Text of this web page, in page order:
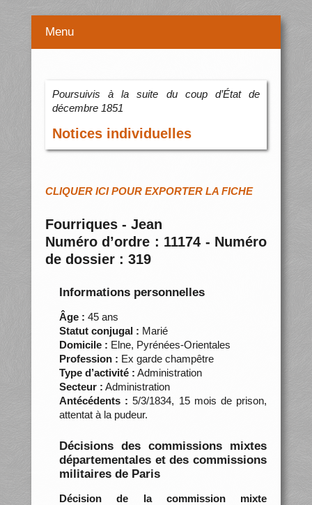
Menu
Poursuivis à la suite du coup d’État de
décembre 1851
Notices individuelles
CLIQUER ICI POUR EXPORTER LA FICHE
Fourriques - Jean
Numéro d’ordre : 11174 - Numéro
de dossier : 319
Informations personnelles
Âge : 45 ans
Statut conjugal : Marié
Domicile : Elne, Pyrénées-Orientales
Profession : Ex garde champêtre
Type d’activité : Administration
Secteur : Administration
Antécédents : 5/3/1834, 15 mois de prison,
attentat à la pudeur.
Décisions des commissions mixtes
départementales et des commissions
militaires de Paris
Décision de la commission mixte